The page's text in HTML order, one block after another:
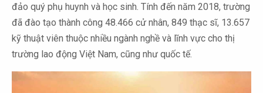
đảo quý phụ huynh và học sinh. Tính đến năm 2018, trường
đã đào tạo thành công 48.466 cử nhân, 849 thạc sĩ, 13.657
kỹ thuật viên thuộc nhiều ngành nghề và lĩnh vực cho thị
trường lao động Việt Nam, cũng như quốc tế.